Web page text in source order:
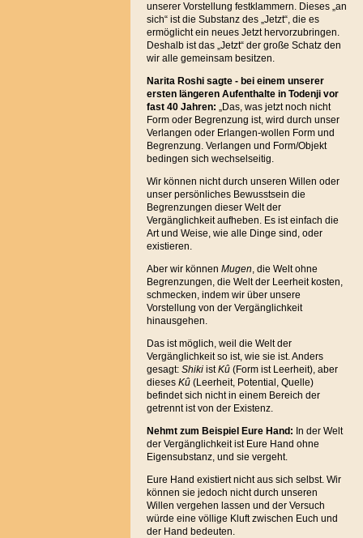
unserer Vorstellung festklammern. Dieses „an
sich“ ist die Substanz des „Jetzt“, die es
ermöglicht ein neues Jetzt hervorzubringen.
Deshalb ist das „Jetzt“ der große Schatz den
wir alle gemeinsam besitzen.
Narita Roshi sagte - bei einem unserer
ersten längeren Aufenthalte in Todenji vor
fast 40 Jahren: „Das, was jetzt noch nicht
Form oder Begrenzung ist, wird durch unser
Verlangen oder Erlangen-wollen Form und
Begrenzung. Verlangen und Form/Objekt
bedingen sich wechselseitig.
Wir können nicht durch unseren Willen oder
unser persönliches Bewusstsein die
Begrenzungen dieser Welt der
Vergänglichkeit aufheben. Es ist einfach die
Art und Weise, wie alle Dinge sind, oder
existieren.
Aber wir können Mugen, die Welt ohne
Begrenzungen, die Welt der Leerheit kosten,
schmecken, indem wir über unsere
Vorstellung von der Vergänglichkeit
hinausgehen.
Das ist möglich, weil die Welt der
Vergänglichkeit so ist, wie sie ist. Anders
gesagt: ShikiistKû(Form ist Leerheit), aber
dieses Kû(Leerheit, Potential, Quelle)
befindet sich nicht in einem Bereich der
getrennt ist von der Existenz.
Nehmt zum Beispiel Eure Hand: In der Welt
der Vergänglichkeit ist Eure Hand ohne
Eigensubstanz, und sie vergeht.
Eure Hand existiert nicht aus sich selbst. Wir
können sie jedoch nicht durch unseren
Willen vergehen lassen und der Versuch
würde eine völlige Kluft zwischen Euch und
der Hand bedeuten.